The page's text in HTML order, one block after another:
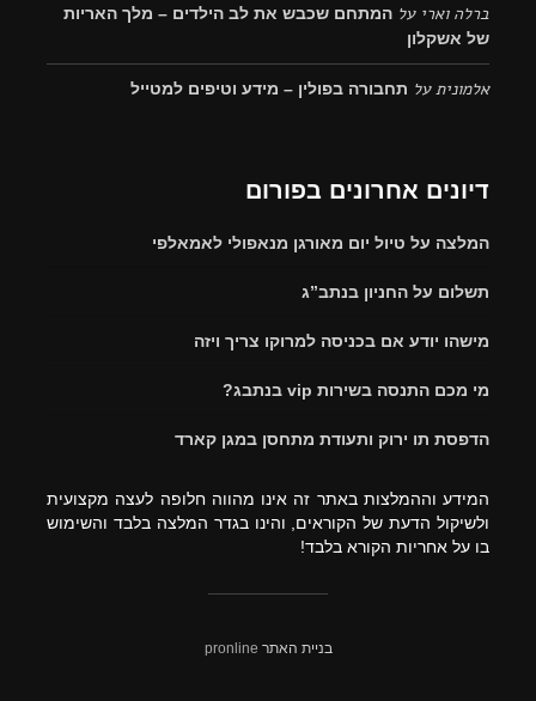
ברלה וארי על המתחם שכבש את לב הילדים – מלך האריות
של אשקלון
אלמוניתעל תחבורה בפולין – מידע וטיפים למטייל
דיונים אחרונים בפורום
המלצה על טיול יום מאורגן מנאפולי לאמאלפי
תשלום על החניון בנתב”ג
מישהו יודע אם בכניסה למרוקו צריך ויזה
מי מכם התנסה בשירות vip בנתבג?
הדפסת תו ירוק ותעודת מתחסן במגן קארד
המידע וההמלצות באתר זה אינו מהווה חלופה לעצה מקצועית
ולשיקול הדעת של הקוראים, והינו בגדר המלצה בלבד והשימוש
בו על אחריות הקורא בלבד!
בניית האתר pronline